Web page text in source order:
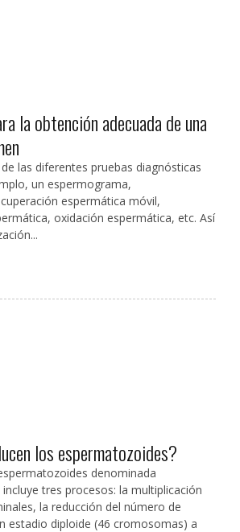
la obtención adecuada de una
las diferentes pruebas diagnósticas
un espermograma,
espermática móvil,
oxidación espermática, etc. Así
los espermatozoides?
denominada
tres procesos: la multiplicación
la reducción del número de
estadio diploide (46 cromosomas) a